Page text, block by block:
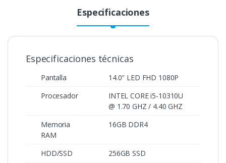
Especificaciones
Especificaciones técnicas
Pantalla
14.0″ LED FHD 1080P
Procesador
INTEL CORE i5-10310U
@ 1.70 GHZ / 4.40 GHZ
Memoria
RAM
16GB DDR4
HDD/SSD
256GB SSD